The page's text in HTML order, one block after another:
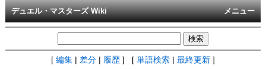
メニュー
デュエル・マスターズ Wiki
[ 編集 差分 履歴 ] [ 単語検索 最終更新 ]